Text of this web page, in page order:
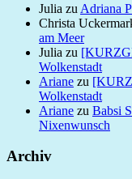
Julia zu Adriana
Christa
am Meer
Julia zu
Wolkenstadt
Ariane zu
Wolkenstadt
Ariane zu Babsi
Nixenwunsch
Archiv